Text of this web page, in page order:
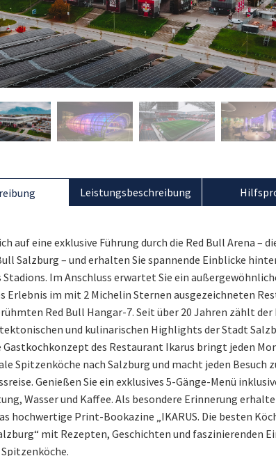
auf eine exklusive Führung durch die Red Bull Arena –
Salzburg – und erhalten Sie spannende Einblicke
Stadions. Im Anschluss erwartet Sie ein
Erlebnis im mit 2 Michelin Sternen ausgezeichneten
Red Bull Hangar-7. Seit über 20 Jahren zählt der
und kulinarischen Highlights der Stadt
des Restaurant Ikarus bringt jeden
Spitzenköche nach Salzburg und macht jeden Besuch
Genießen Sie ein exklusives 5-Gänge-Menü
Wasser und Kaffee. Als besondere Erinnerung
hochwertige Print-Bookazine „IKARUS. Die besten
mit Rezepten, Geschichten und faszinierenden
Leistungsbeschreibung